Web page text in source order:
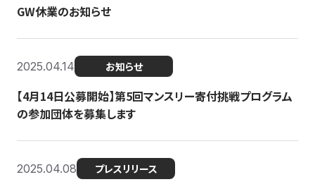
GW休業のお知らせ
2025.04.14 お知らせ
【4月14日公募開始】第5回マンスリー寄付挑戦プログラム
の参加団体を募集します
2025.04.08 プレスリリース